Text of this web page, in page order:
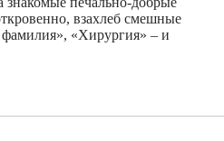
взахлеб смешные
«Хирургия» – и